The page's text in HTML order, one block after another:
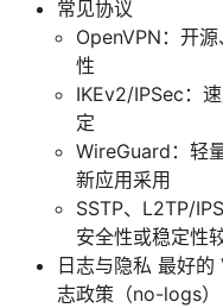
常见协议
OpenVPN：开
性
IKEv2/IPSec：
定
WireGuard：轻
新应用采用
SSTP、L2TP/
安全性或稳定性
日志与隐私 最好的
志政策（no-logs